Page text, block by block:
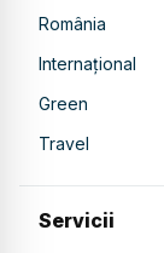
România
Internațional
Green
Travel
Servicii